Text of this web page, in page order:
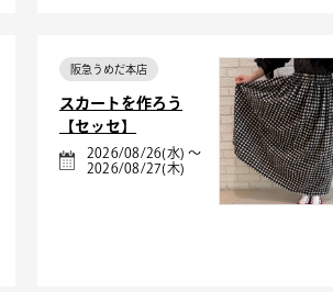
阪急うめだ本店
スカートを作ろう
【セッセ】
2026/08/26(水) ～
2026/08/27(木)